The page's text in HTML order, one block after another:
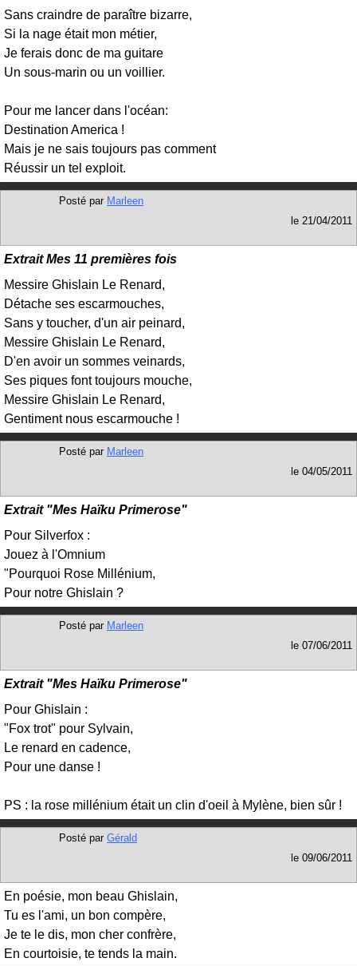
Sans craindre de paraître bizarre,
Si la nage était mon métier,
Je ferais donc de ma guitare
Un sous-marin ou un voillier.
Pour me lancer dans l'océan:
Destination America !
Mais je ne sais toujours pas comment
Réussir un tel exploit.
Posté par Marleen
le 21/04/2011
Extrait Mes 11 premières fois
Messire Ghislain Le Renard,
Détache ses escarmouches,
Sans y toucher, d'un air peinard,
Messire Ghislain Le Renard,
D'en avoir un sommes veinards,
Ses piques font toujours mouche,
Messire Ghislain Le Renard,
Gentiment nous escarmouche !
Posté par Marleen
le 04/05/2011
Extrait "Mes Haïku Primerose"
Pour Silverfox :
Jouez à l'Omnium
"Pourquoi Rose Millénium,
Pour notre Ghislain ?
Posté par Marleen
le 07/06/2011
Extrait "Mes Haïku Primerose"
Pour Ghislain :
"Fox trot" pour Sylvain,
Le renard en cadence,
Pour une danse !
PS : la rose millénium était un clin d'oeil à Mylène, bien sûr !
Posté par Gérald
le 09/06/2011
En poésie, mon beau Ghislain,
Tu es l'ami, un bon compère,
Je te le dis, mon cher confrère,
En courtoisie, te tends la main.